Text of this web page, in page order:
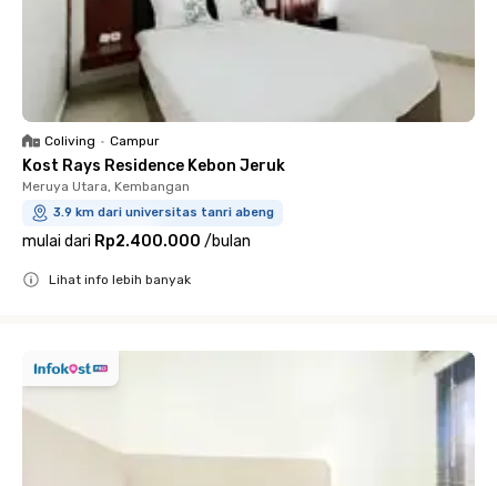
Coliving • Campur
Kost Rays Residence Kebon Jeruk
Meruya Utara, Kembangan
3.9 km dari universitas tanri abeng
mulai dari Rp2.400.000 /bulan
Lihat info lebih banyak